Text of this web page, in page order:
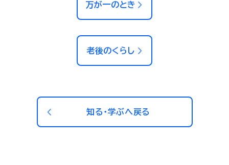
万が一のとき
老後のくらし
知る・学ぶへ戻る